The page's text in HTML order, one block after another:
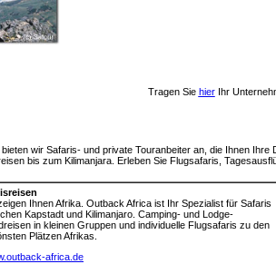
Tragen Sie hierIhr
wir Safaris- und private Touranbeiter an, die Ihnen
bis zum Kilimanjara. Erleben Sie Flugsafaris,
Ihnen Afrika. Outback Africa ist Ihr Spezialist für Safaris
Kapstadt und Kilimanjaro. Camping- und Lodge-
in kleinen Gruppen und individuelle Flugsafaris zu den
Plätzen Afrikas.
africa.de